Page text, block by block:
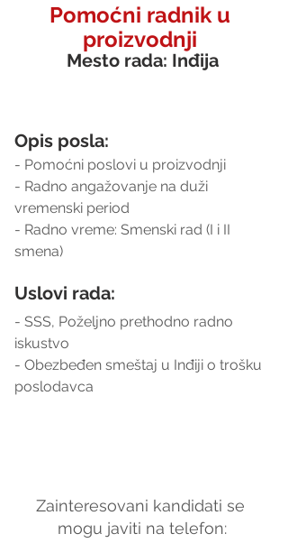
Pomoćni radnik u
proizvodnji
Mesto rada: Inđija
Opis posla:
- Pomoćni poslovi u proizvodnji
- Radno angažovanje na duži
vremenski period
- Radno vreme: Smenski rad (I i II
smena)
Uslovi rada:
- SSS, Poželjno prethodno radno
iskustvo
- Obezbeđen smeštaj u Inđiji o trošku
poslodavca
Zainteresovani kandidati se
mogu javiti na telefon: